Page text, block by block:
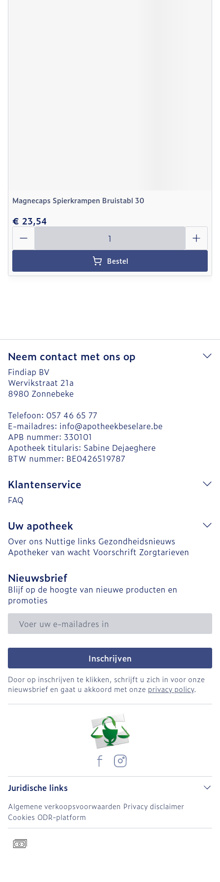
Magnecaps Spierkrampen Bruistabl 30
€ 23,54
Aantal
Bestel
Neem contact met ons op
Findiap BV
Wervikstraat 21a
8980 Zonnebeke
Telefoon: 057 46 65 77
E-mailadres: info@apotheekbeselare.be
APB nummer: 330101
Apotheek titularis: Sabine Dejaeghere
BTW nummer: BE0426519787
Klantenservice
FAQ
Uw apotheek
Over ons Nuttige links Gezondheidsnieuws
Apotheker van wacht Voorschrift Zorgtarieven
Nieuwsbrief
Blijf op de hoogte van nieuwe producten en
promoties
E-mail adres
Inschrijven
Door op inschrijven te klikken, schrijft u zich in voor onze
nieuwsbrief en gaat u akkoord met onze privacy policy.
Juridische links
Algemene verkoopsvoorwaarden Privacy disclaimer
Cookies ODR-platform